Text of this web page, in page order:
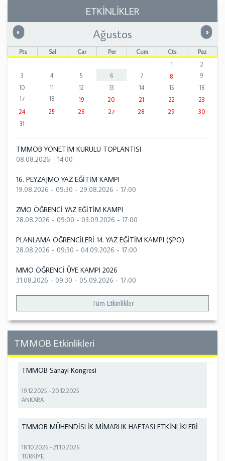
ETKİNLİKLER
« Önceki »
Ağustos
Pts Sal Çar Per Cum Cts
Paz
1
2
3
4 5 6 7 8
9
10
11 12 13 14 15
16
17
18 19 20 21 22
23
24
25 26 27 28 29
30
31
TMMOB YÖNETİM KURULU TOPLANTISI
08.08.2026 - 14:00
16. PEYZAJMO YAZ EĞİTİM KAMPI
19.08.2026 - 09:30 - 29.08.2026 - 17:00
ZMO ÖĞRENCİ YAZ EĞİTİM KAMPI
28.08.2026 - 09:00 - 03.09.2026 - 17:00
PLANLAMA ÖĞRENCİLERİ 14. YAZ EĞİTİM KAMPI (ŞPO)
28.08.2026 - 09:30 - 04.09.2026 - 17:00
MMO ÖĞRENCİ ÜYE KAMPI 2026
31.08.2026 - 09:30 - 05.09.2026 - 17:00
Tüm Etkinlikler
TMMOB Etkinlikleri
TMMOB Sanayi Kongresi
19.12.2025 -20.12.2025
ANKARA
TMMOB MÜHENDİSLİK MİMARLIK HAFTASI ETKİNLİKLERİ
18.10.2026 -21.10.2026
TÜRKİYE